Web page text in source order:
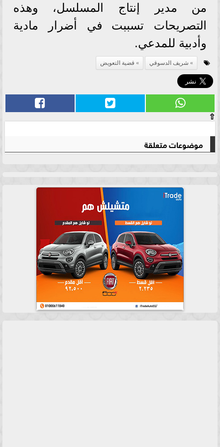
من مدير إنتاج المسلسل، وهذه
التصريحات تسببت في أضرار مادية
وأدبية للمدعي.
شريف الدسوقي قضية التعويض
⇧
موضوعات متعلقة